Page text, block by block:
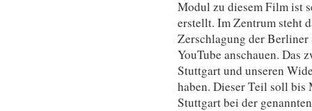
Modul zu diesem Film ist
erstellt. Im Zentrum steht
Zerschlagung der
YouTube anschauen. Das
Stuttgart und unseren
haben. Dieser Teil soll
Stuttgart bei der